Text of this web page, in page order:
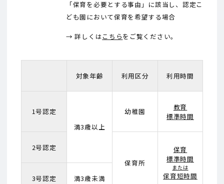
「保育を必要とする事由」に該当し、認定こ
ども園において保育を希望する場合
→ 詳しくはこちらをご覧ください。
対象年齢 利用区分 利用時間
1号認定
満3歳以上
幼稚園
教育
標準時間
2号認定
保育所
保育
標準時間
または
保育短時間
3号認定 満3歳未満